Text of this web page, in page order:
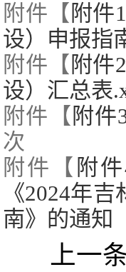
附件【 附件
设）申报指
附件【 附件
设）汇总表
附件【 附件
次
附件【 附
《2024年
南》的通知
上一